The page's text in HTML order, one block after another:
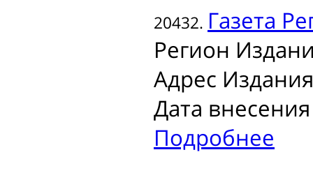
20432. Газета
Регион
Адрес
Дата
Подробнее